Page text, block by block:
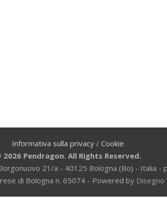
Informativa sulla privacy / Cookie
2026 Pendragon. All Rights Reserved.
21/a - 40125 Bologna (Bo) - Italia -
di Bologna n. 65074 - Powered by Disegno